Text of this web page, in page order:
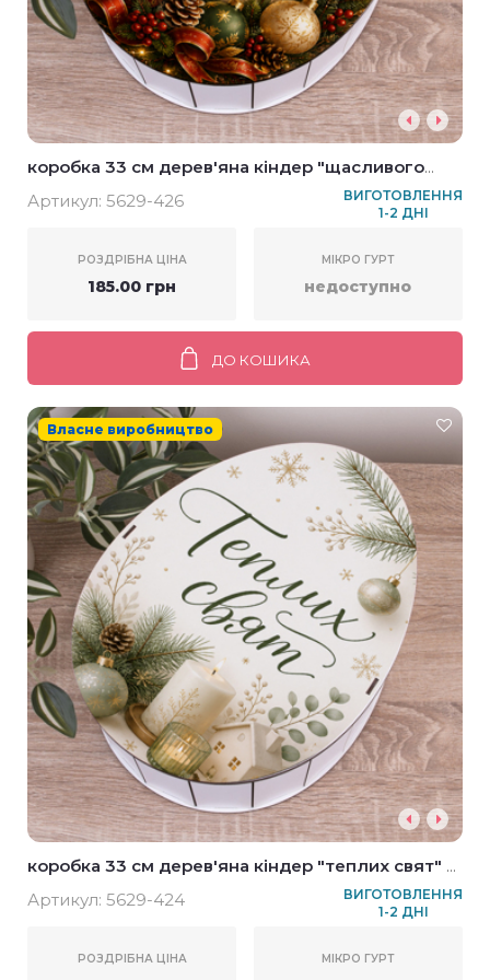
коробка 33 см дерев'яна кіндер "щасливого
нового року!" у новорічному дизайні
Артикул: 5629-426
ВИГОТОВЛЕННЯ
1-2 ДНІ
РОЗДРІБНА ЦІНА
185.00 грн
МІКРО ГУРТ
недоступно
ДО КОШИКА
Власне виробництво
коробка 33 см дерев'яна кіндер "теплих свят" у
новорічному дизайні
Артикул: 5629-424
ВИГОТОВЛЕННЯ
1-2 ДНІ
РОЗДРІБНА ЦІНА МІКРО ГУРТ